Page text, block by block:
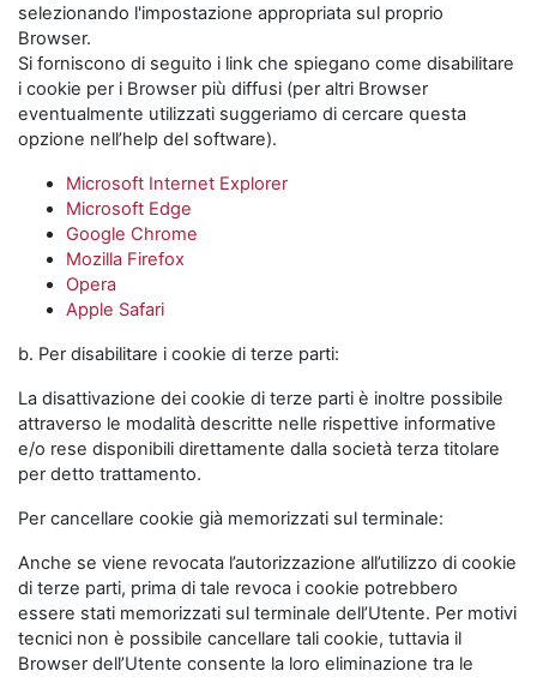
selezionando l'impostazione appropriata sul proprio
Browser.
Si forniscono di seguito i link che spiegano come disabilitare
i cookie per i Browser più diffusi (per altri Browser
eventualmente utilizzati suggeriamo di cercare questa
opzione nell’help del software).
Microsoft Internet Explorer
Microsoft Edge
Google Chrome
Mozilla Firefox
Opera
Apple Safari
b. Per disabilitare i cookie di terze parti:
La disattivazione dei cookie di terze parti è inoltre possibile
attraverso le modalità descritte nelle rispettive informative
e/o rese disponibili direttamente dalla società terza titolare
per detto trattamento.
Per cancellare cookie già memorizzati sul terminale:
Anche se viene revocata l’autorizzazione all’utilizzo di cookie
di terze parti, prima di tale revoca i cookie potrebbero
essere stati memorizzati sul terminale dell’Utente. Per motivi
tecnici non è possibile cancellare tali cookie, tuttavia il
Browser dell’Utente consente la loro eliminazione tra le